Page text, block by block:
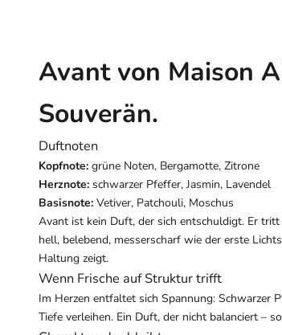
Avant von Maison
Souverän.
Duftnoten
Kopfnote: grüne Noten, Bergamotte, Zitrone
Herznote: schwarzer Pfeffer, Jasmin, Lavendel
Basisnote: Vetiver, Patchouli, Moschus
Avant ist kein Duft, der sich entschuldigt. Er
hell, belebend, messerscharf wie der erste
Haltung zeigt.
Wenn Frische auf Struktur trifft
Im Herzen entfaltet sich Spannung: Schwarzer
Tiefe verleihen. Ein Duft, der nicht balanciert –